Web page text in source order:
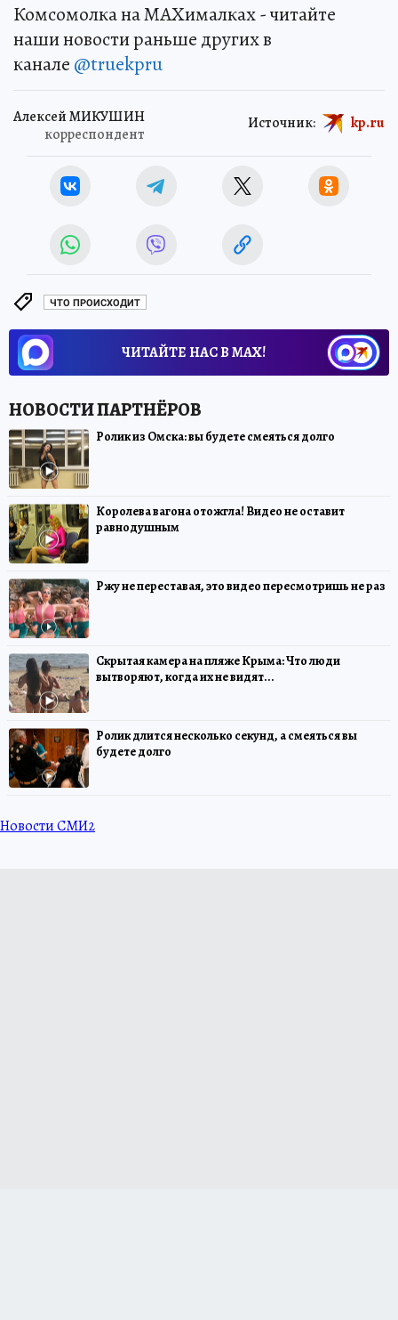
Комсомолка на MAXималках - читайте
наши новости раньше других в
канале @truekpru
Алексей МИКУШИН
корреспондент
Источник: kp.ru
ЧТО ПРОИСХОДИТ
ЧИТАЙТЕ НАС В МАХ!
Ролик из Омска: вы будете смеяться долго
Королева вагона отожгла! Видео не оставит
равнодушным
Ржу не переставая, это видео пересмотришь не раз
Скрытая камера на пляже Крыма: Что люди
вытворяют, когда их не видят...
Ролик длится несколько секунд, а смеяться вы
будете долго
Новости СМИ2